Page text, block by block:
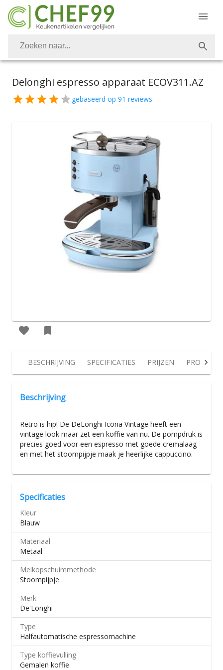
Delonghi espresso apparaat ECOV311.AZ
gebaseerd op 91 reviews
BESCHRIJVING SPECIFICATIES PRIJZEN
Beschrijving
Retro is hip! De DeLonghi Icona Vintage heeft een
vintage look maar zet een koffie van nu. De pompdruk is
precies goed voor een espresso met goede cremalaag
en met het stoompijpje maak je heerlijke cappuccino.
Specificaties
Kleur
Blauw
Materiaal
Metaal
Melkopschuimmethode
Stoompijpje
Merk
De'Longhi
Type
Halfautomatische espressomachine
Type koffievulling
Gemalen koffie